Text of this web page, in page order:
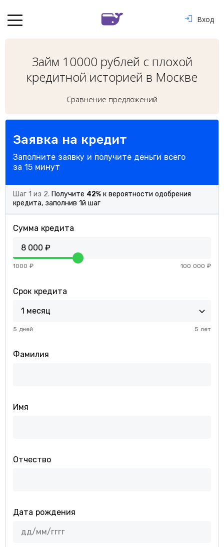
Вход
Займ 10000 рублей с плохой
кредитной историей в Москве
Сравнение предложений